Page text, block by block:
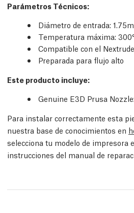
Parámetros Técnicos:
Diámetro de entrada:
Temperatura máxima:
Compatible con el
Preparada para flujo alto
Este producto incluye:
Genuine E3D Prusa
Para instalar correctamente esta
nuestra base de conocimientos en
selecciona tu modelo de impresora
instrucciones del manual de